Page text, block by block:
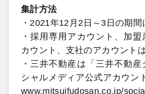
集計方法
・2021年12月2日～3日の期間
・採用専用アカウント、加
カウント、支社のアカウント
・三井不動産は「三井不動
シャルメディア公式アカウン
www.mitsuifudosan.co.jp/